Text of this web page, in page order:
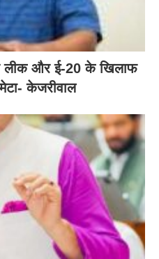
लीक और ई-20 के खिलाफ
केजरीवाल